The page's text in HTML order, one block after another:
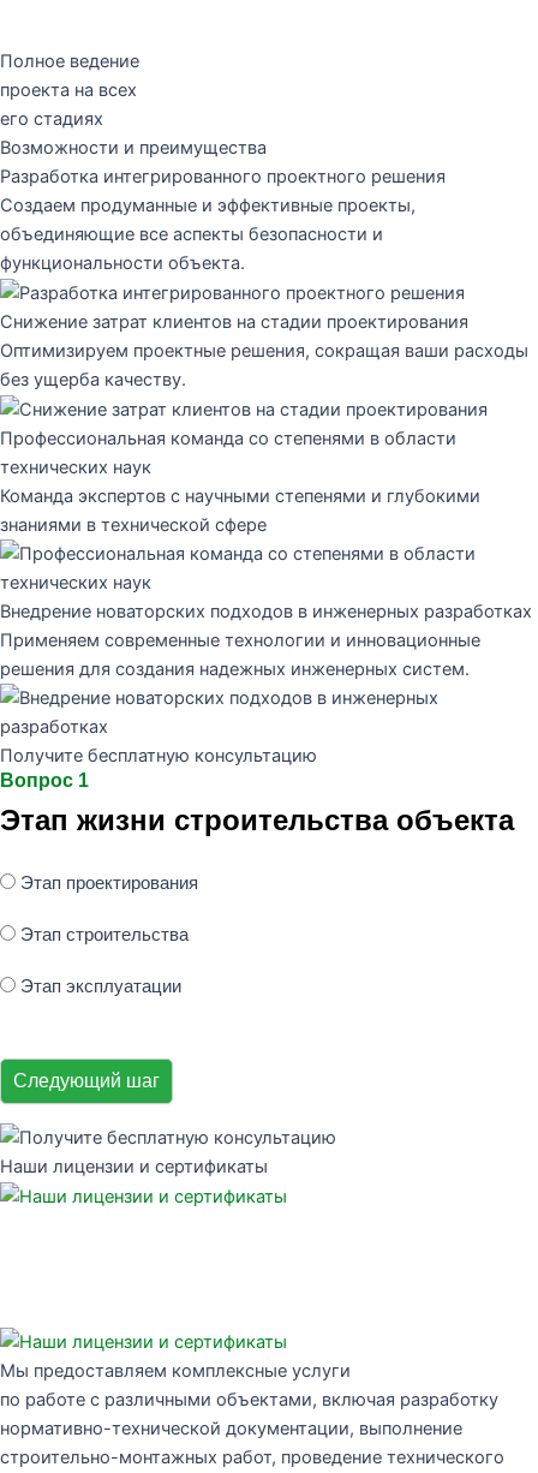
Полное ведение
проекта на всех
его стадиях
Возможности и преимущества
Разработка интегрированного проектного решения
Создаем продуманные и эффективные проекты,
объединяющие все аспекты безопасности и
функциональности объекта.
Снижение затрат клиентов на стадии проектирования
Оптимизируем проектные решения, сокращая ваши расходы
без ущерба качеству.
Профессиональная команда со степенями в области
технических наук
Команда экспертов с научными степенями и глубокими
знаниями в технической сфере
Внедрение новаторских подходов в инженерных разработках
Применяем современные технологии и инновационные
решения для создания надежных инженерных систем.
Получите бесплатную консультацию
Вопрос 1
Этап жизни строительства объекта
Этап проектирования
Этап строительства
Этап эксплуатации
Следующий шаг
Наши лицензии и сертификаты
Мы предоставляем комплексные услуги
по работе с различными объектами, включая разработку
нормативно-технической документации, выполнение
строительно-монтажных работ, проведение технического